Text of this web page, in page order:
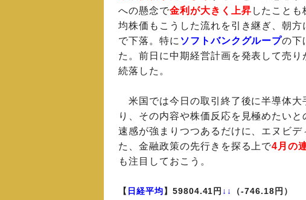
への懸念で金利が大きく上昇 したこと
均株価もこうした流れを引き継ぎ、朝方
で下落。特に ソフトバンクグループの下
た。前日に中期経営計画を発表して売り
続落した。
米国では今日の取引終了後に半導体大
り、その内容や株価反応を見極めたい
速感が強まりつつあるだけに、エヌビ
た、金融政策の先行きを探る上で4月の
も注目しておこう。
【 日経平均】59804.41円 ↓↓
（-746.18円）